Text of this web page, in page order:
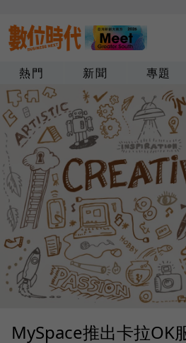
熱門 新聞 專題
MySpace推出卡拉OK